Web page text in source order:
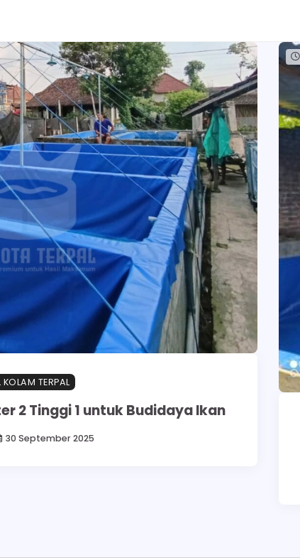
KOLAM TERPAL
2 Tinggi 1 untuk Budidaya Ikan
30 September 2025